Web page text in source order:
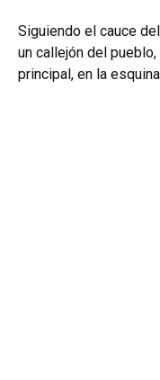
Siguiendo el cauce
un callejón del
principal, en la